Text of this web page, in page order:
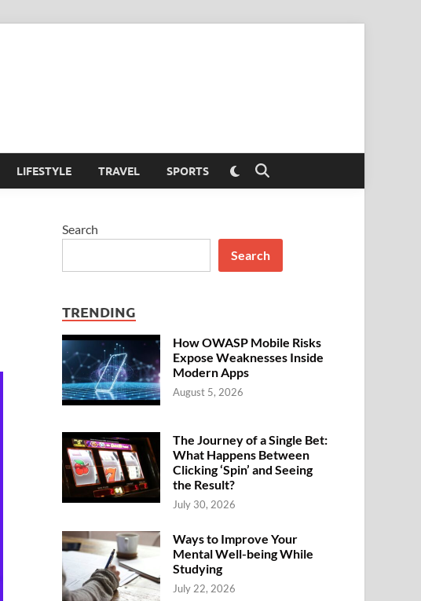
LIFESTYLE TRAVEL SPORTS Switch
to
Open
Search
Search
Search
TRENDING
How OWASP Mobile Risks
Expose Weaknesses Inside
Modern Apps
August 5, 2026
The Journey of a Single Bet:
What Happens Between
Clicking ‘Spin’ and Seeing
the Result?
July 30, 2026
Ways to Improve Your
Mental Well-being While
Studying
July 22, 2026